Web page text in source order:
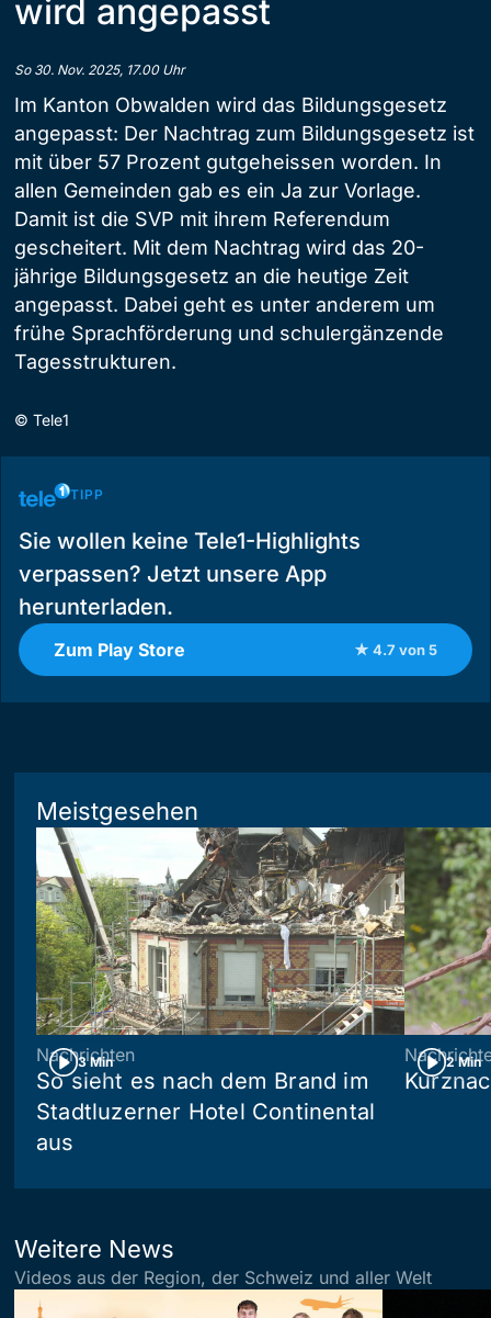
wird angepasst
So 30. Nov. 2025, 17.00 Uhr
Im Kanton Obwalden wird das Bildungsgesetz
angepasst: Der Nachtrag zum Bildungsgesetz ist
mit über 57 Prozent gutgeheissen worden. In
allen Gemeinden gab es ein Ja zur Vorlage.
Damit ist die SVP mit ihrem Referendum
gescheitert. Mit dem Nachtrag wird das 20-
jährige Bildungsgesetz an die heutige Zeit
angepasst. Dabei geht es unter anderem um
frühe Sprachförderung und schulergänzende
Tagesstrukturen.
© Tele1
TIPP
Sie wollen keine Tele1-Highlights
verpassen? Jetzt unsere App
herunterladen.
Zum Play Store ★ 4.7 von 5
Meistgesehen
3 Min
Nachrichten
So sieht es nach dem Brand im
Stadtluzerner Hotel Continental
aus
2 Min
Weitere News
Videos aus der Region, der Schweiz und aller Welt